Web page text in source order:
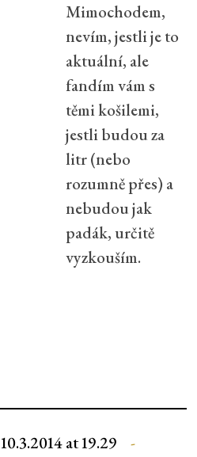
Mimochodem,
nevím, jestli je to
aktuální, ale
fandím vám s
těmi košilemi,
jestli budou za
litr (nebo
rozumně přes) a
nebudou jak
padák, určitě
vyzkouším.
10.3.2014 at 19.29